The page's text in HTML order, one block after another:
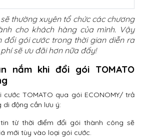
thường xuyên tổ chức các chương
cho khách hàng của mình. Vậy
đổi gói cước trong thời gian diễn ra
sẽ ưu đãi hơn nữa đấy!
nắm khi đổi gói TOMATO
cước TOMATO qua gói ECONOMY/ trả
di động cần lưu ý:
từ thời điểm đổi gói thành công sẽ
mới tùy vào loại gói cước.